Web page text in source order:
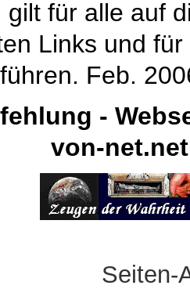
gilt für alle auf
Links und
Feb.
-
von-net.net
Seiten-